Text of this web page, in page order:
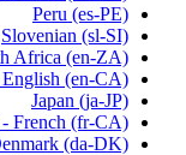
Peru (es-PE)
Slovenian (sl-SI)
Africa (en-ZA)
(en-CA)
Japan (ja-JP)
French (fr-CA)
(da-DK)